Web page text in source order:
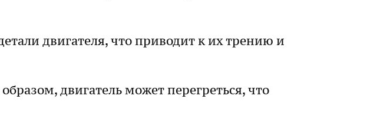
двигателя, что приводит к их трению и
двигатель может перегреться, что